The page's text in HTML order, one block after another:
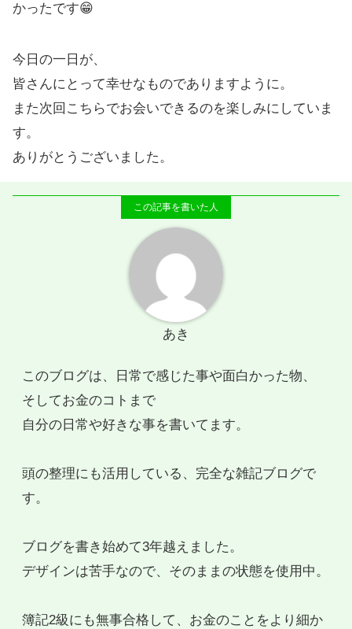
かったです😁
今日の一日が、
皆さんにとって幸せなものでありますように。
また次回こちらでお会いできるのを楽しみにしていま
す。
ありがとうございました。
あき
このブログは、日常で感じた事や面白かった物、
そしてお金のコトまで
自分の日常や好きな事を書いてます。
頭の整理にも活用している、完全な雑記ブログで
す。
ブログを書き始めて3年越えました。
デザインは苦手なので、そのままの状態を使用中。
簿記2級にも無事合格して、お金のことをより細か